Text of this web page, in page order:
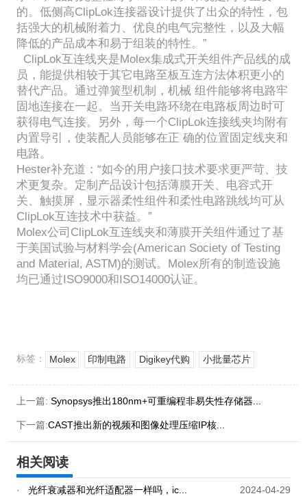
的。低侧高ClipLok连接器设计提供了出众的特性，包
括强大的机械附着力、优良的电气完整性，以及大幅
降低的产品成本和易于组装的特性。”
ClipLok互连线夹是Molex集成式开关组件产品线的成
员，能提供相较于其它电路至板互连方法体积更小的
替代产品。通过弹簧型机制，机械 组件能够将电路牢
固地连接在一起。当开关电路环绕在电路板周边时可
获得电气连接。另外，每一个ClipLok连接线夹均附有
内置导引，使装配人员能够在正 确的位置固定线夹和
电路。
Hester补充道：“如今的用户接口技术要求更严苛、技
术更复杂。定制产品设计包括薄膜开关、电容式开
关、触摸屏，显示器柔性组件和柔性电路跳线均可从
ClipLok互连技术中获益。”
Molex公司ClipLok互连线夹和薄膜开关组件通过了基
于美国试验与材料学会(American Society of Testing
and Material, ASTM)的测试。Molex所有的制造设施
均已通过ISO9000和ISO14000认证。
标签： Molex 印制电路 Digikey代购 小批量芯片
上一篇: Synopsys推出180nm+可重编程非易失性存储器...
下一篇:CAST推出新的视频和图像处理压缩IP核...
相关阅读
· 光纤衰减器和光纤适配器一样吗，ic... 2024-04-29